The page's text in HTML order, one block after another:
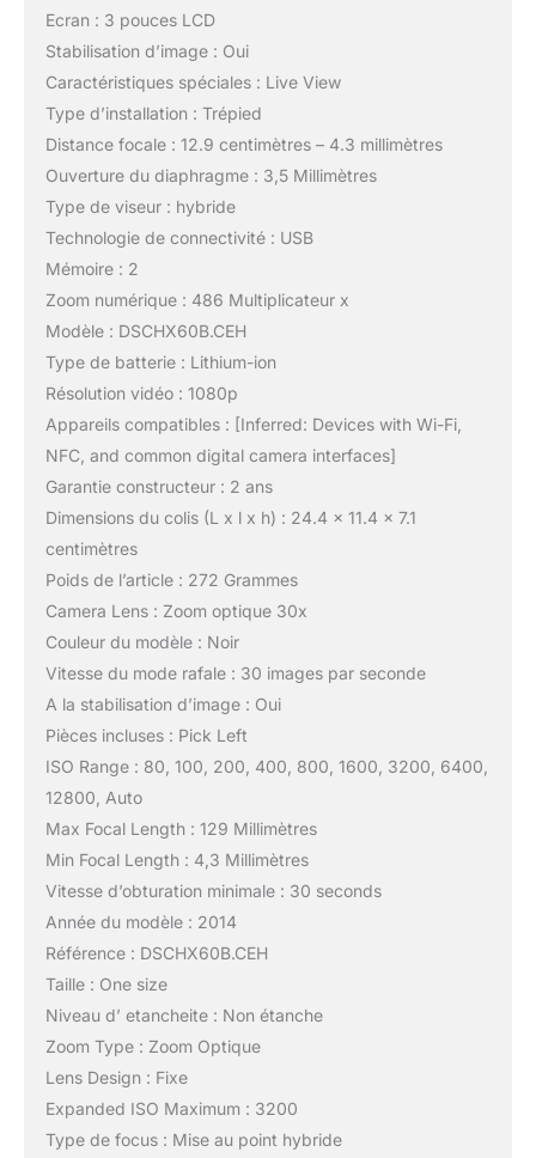
Ecran : 3 pouces LCD
Stabilisation d’image : Oui
Caractéristiques spéciales : Live View
Type d’installation : Trépied
Distance focale : 12.9 centimètres – 4.3 millimètres
Ouverture du diaphragme : 3,5 Millimètres
Type de viseur : hybride
Technologie de connectivité : USB
Mémoire : 2
Zoom numérique : 486 Multiplicateur x
Modèle : DSCHX60B.CEH
Type de batterie : Lithium-ion
Résolution vidéo : 1080p
Appareils compatibles : [Inferred: Devices with Wi-Fi,
NFC, and common digital camera interfaces]
Garantie constructeur : 2 ans
Dimensions du colis (L x l x h) : 24.4 x 11.4 x 7.1
centimètres
Poids de l’article : 272 Grammes
Camera Lens : Zoom optique 30x
Couleur du modèle : Noir
Vitesse du mode rafale : 30 images par seconde
A la stabilisation d’image : Oui
Pièces incluses : Pick Left
ISO Range : 80, 100, 200, 400, 800, 1600, 3200, 6400,
12800, Auto
Max Focal Length : 129 Millimètres
Min Focal Length : 4,3 Millimètres
Vitesse d’obturation minimale : 30 seconds
Année du modèle : 2014
Référence : DSCHX60B.CEH
Taille : One size
Niveau d’ etancheite : Non étanche
Zoom Type : Zoom Optique
Lens Design : Fixe
Expanded ISO Maximum : 3200
Type de focus : Mise au point hybride